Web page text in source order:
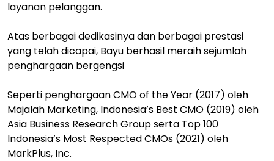
layanan pelanggan.
Atas berbagai dedikasinya dan berbagai prestasi
yang telah dicapai, Bayu berhasil meraih sejumlah
penghargaan bergengsi
Seperti penghargaan CMO of the Year (2017) oleh
Majalah Marketing, Indonesia’s Best CMO (2019) oleh
Asia Business Research Group serta Top 100
Indonesia’s Most Respected CMOs (2021) oleh
MarkPlus, Inc.